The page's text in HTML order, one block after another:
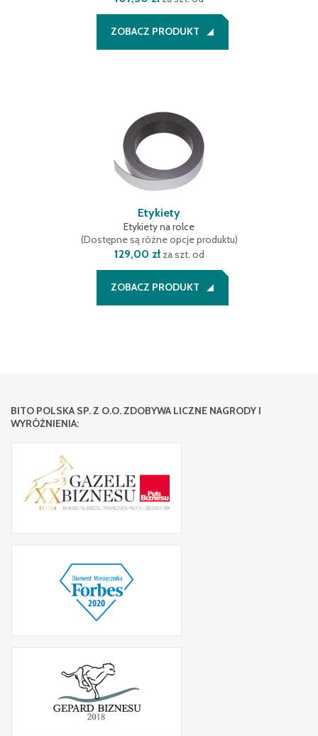
ZOBACZ PRODUKT
Etykiety
Etykiety na rolce
(Dostępne są różne opcje produktu)
129,00 złza szt. od
ZOBACZ PRODUKT
BITO POLSKA SP. Z O.O. ZDOBYWA LICZNE NAGRODY I
WYRÓŻNIENIA: